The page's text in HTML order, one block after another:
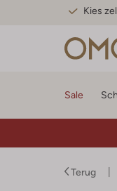
Kies
Sale
Terug